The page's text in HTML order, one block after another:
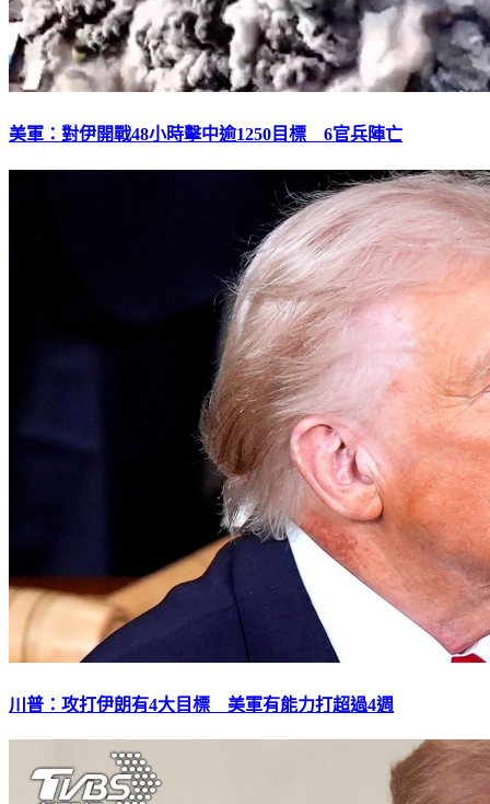
美軍：對伊開戰48小時擊中逾1250目標 6官兵陣亡
川普：攻打伊朗有4大目標 美軍有能力打超過4週